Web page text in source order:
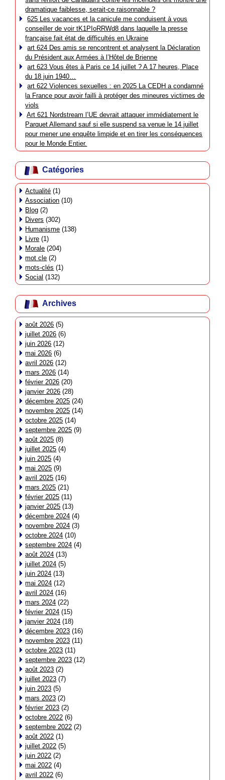
dramatique faiblesse, serait-ce raisonnable ?
625 Les vacances et la canicule me conduisent à vous
conseiller de voir tK1PIoRRWd8 dans laquelle la presse
française fait état de difficultés en Ukraine
art 624 Des amis se rencontrent et analysent la Déclaration
du Président aux Armées à l’Hôtel de Brienne
art 623 Vous êtes à Paris ce 14 juillet ? A 17 heures, Place
du 18 juin 1940…
art 622 Violences sexuelles : en 2025 La CEDH a condamné
la France pour avoir failli à protéger des mineures victimes de
viols
Art 621 Nordstream l’UE devrait attaquer immédiatement le
Parquet Allemand sauf si elle suspend sa venue le 14 juillet
pour mener une enquête limpide et en tirer les conséquences
pour le Monde Entier.
Catégories
Actualité (1)
Association (10)
Blog (2)
Divers (302)
Humanisme (138)
Livre (1)
Morale (204)
mot cle (2)
mots-clés (1)
Social (132)
Archives
août 2026 (5)
juillet 2026 (6)
juin 2026 (12)
mai 2026 (6)
avril 2026 (12)
mars 2026 (14)
février 2026 (20)
janvier 2026 (28)
décembre 2025 (24)
novembre 2025 (14)
octobre 2025 (14)
septembre 2025 (9)
août 2025 (8)
juillet 2025 (4)
juin 2025 (4)
mai 2025 (9)
avril 2025 (16)
mars 2025 (21)
février 2025 (11)
janvier 2025 (13)
décembre 2024 (4)
novembre 2024 (3)
octobre 2024 (10)
septembre 2024 (4)
août 2024 (13)
juillet 2024 (5)
juin 2024 (13)
mai 2024 (12)
avril 2024 (16)
mars 2024 (22)
février 2024 (15)
janvier 2024 (18)
décembre 2023 (16)
novembre 2023 (11)
octobre 2023 (11)
septembre 2023 (12)
août 2023 (2)
juillet 2023 (7)
juin 2023 (5)
mars 2023 (2)
février 2023 (2)
octobre 2022 (6)
septembre 2022 (2)
août 2022 (1)
juillet 2022 (5)
juin 2022 (2)
mai 2022 (4)
avril 2022 (6)